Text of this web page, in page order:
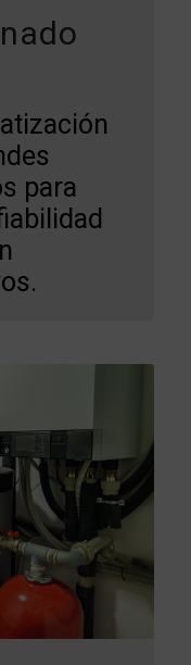
para